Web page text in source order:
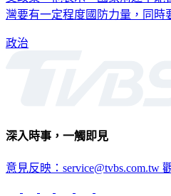
灣要有一定程度國防力量，同時
政治
深入時事，一觸即見
意見反映：service@tvbs.com.tw